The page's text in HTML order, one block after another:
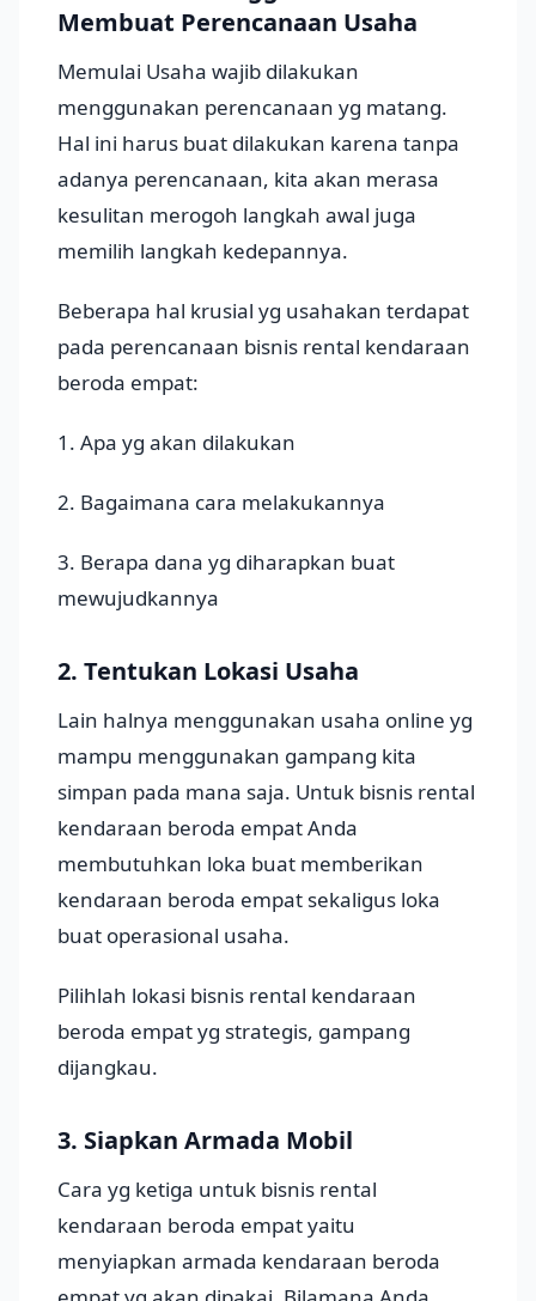
Membuat Perencanaan Usaha
Memulai Usaha wajib dilakukan
menggunakan perencanaan yg matang.
Hal ini harus buat dilakukan karena tanpa
adanya perencanaan, kita akan merasa
kesulitan merogoh langkah awal juga
memilih langkah kedepannya.
Beberapa hal krusial yg usahakan terdapat
pada perencanaan bisnis rental kendaraan
beroda empat:
1. Apa yg akan dilakukan
2. Bagaimana cara melakukannya
3. Berapa dana yg diharapkan buat
mewujudkannya
2. Tentukan Lokasi Usaha
Lain halnya menggunakan usaha online yg
mampu menggunakan gampang kita
simpan pada mana saja. Untuk bisnis rental
kendaraan beroda empat Anda
membutuhkan loka buat memberikan
kendaraan beroda empat sekaligus loka
buat operasional usaha.
Pilihlah lokasi bisnis rental kendaraan
beroda empat yg strategis, gampang
dijangkau.
3. Siapkan Armada Mobil
Cara yg ketiga untuk bisnis rental
kendaraan beroda empat yaitu
menyiapkan armada kendaraan beroda